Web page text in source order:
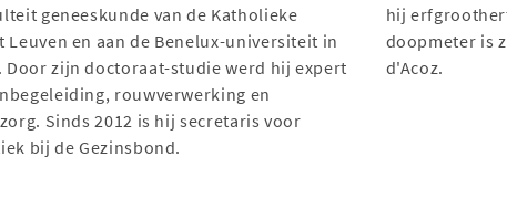
geneeskunde van de Katholieke
Leuven en aan de Benelux-universiteit in
Door zijn doctoraat-studie werd hij expert
rouwverwerking en
Sinds 2012 is hij secretaris voor
bij de Gezinsbond.
hij
doopmeter is
d'Acoz.